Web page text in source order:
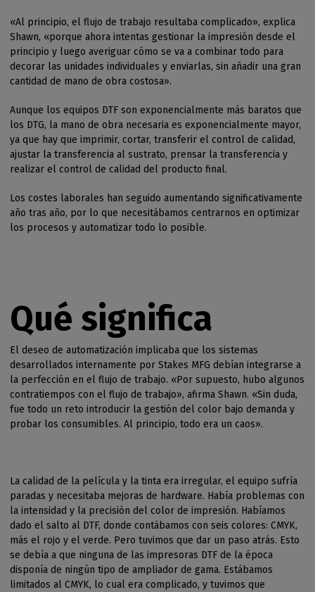
«Al principio, el flujo de trabajo resultaba complicado», explica
Shawn, «porque ahora intentas gestionar la impresión desde el
principio y luego averiguar cómo se va a combinar todo para
decorar las unidades individuales y enviarlas, sin añadir una gran
cantidad de mano de obra costosa».
Aunque los equipos DTF son exponencialmente más baratos que
los DTG, la mano de obra necesaria es exponencialmente mayor,
ya que hay que imprimir, cortar, transferir el control de calidad,
ajustar la transferencia al sustrato, prensar la transferencia y
realizar el control de calidad del producto final.
Los costes laborales han seguido aumentando significativamente
año tras año, por lo que necesitábamos centrarnos en optimizar
los procesos y automatizar todo lo posible.
Qué significa
El deseo de automatización implicaba que los sistemas
desarrollados internamente por Stakes MFG debían integrarse a
la perfección en el flujo de trabajo. «Por supuesto, hubo algunos
contratiempos con el flujo de trabajo», afirma Shawn. «Sin duda,
fue todo un reto introducir la gestión del color bajo demanda y
probar los consumibles. Al principio, todo era un caos».
La calidad de la película y la tinta era irregular, el equipo sufría
paradas y necesitaba mejoras de hardware. Había problemas con
la intensidad y la precisión del color de impresión. Habíamos
dado el salto al DTF, donde contábamos con seis colores: CMYK,
más el rojo y el verde. Pero tuvimos que dar un paso atrás. Esto
se debía a que ninguna de las impresoras DTF de la época
disponía de ningún tipo de ampliador de gama. Estábamos
limitados al CMYK, lo cual era complicado, y tuvimos que